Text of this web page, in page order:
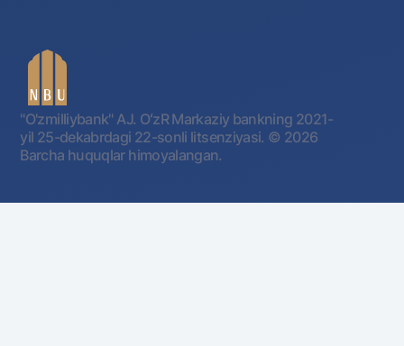
"O'zmilliybank" AJ. OʻzR Markaziy bankning 2021-
yil 25-dekabrdagi 22-sonli litsenziyasi. © 2026
Barcha huquqlar himoyalangan.